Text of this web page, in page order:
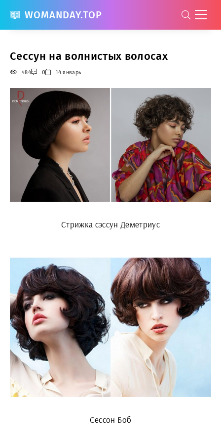
WOMANDAY.TOP
Сессун на волнистых волосах
484 0 14 январь
Стрижка сэссун Деметриус
Сессон Боб